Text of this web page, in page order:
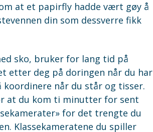
at et papirfly hadde vært gøy å
din som dessverre fikk
sko, bruker for lang tid på
etter deg på doringen når du har
når du står og tisser.
at du kom ti minutter for sent
for det trengte du
Klassekameratene du spiller